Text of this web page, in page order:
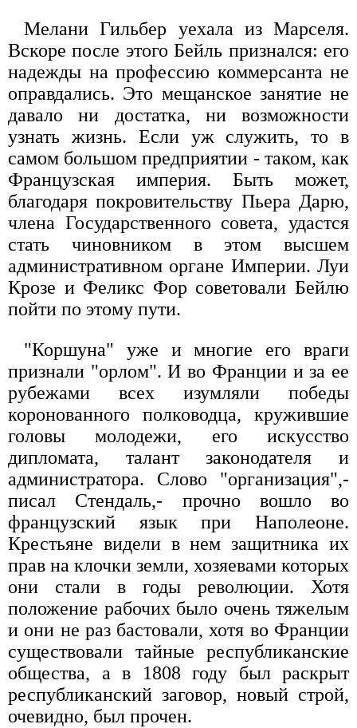
Мелани Гильбер уехала из Марселя.
Вскоре после этого Бейль признался: его
надежды на профессию коммерсанта не
оправдались. Это мещанское занятие не
давало ни достатка, ни возможности
узнать жизнь. Если уж служить, то в
самом большом предприятии - таком, как
Французская империя. Быть может,
благодаря покровительству Пьера Дарю,
члена Государственного совета, удастся
стать чиновником в этом высшем
административном органе Империи. Луи
Крозе и Феликс Фор советовали Бейлю
пойти по этому пути.
"Коршуна" уже и многие его враги
признали "орлом". И во Франции и за ее
рубежами всех изумляли победы
коронованного полководца, кружившие
головы молодежи, его искусство
дипломата, талант законодателя и
администратора. Слово "организация",-
писал Стендаль,- прочно вошло во
французский язык при Наполеоне.
Крестьяне видели в нем защитника их
прав на клочки земли, хозяевами которых
они стали в годы революции. Хотя
положение рабочих было очень тяжелым
и они не раз бастовали, хотя во Франции
существовали тайные республиканские
общества, а в 1808 году был раскрыт
республиканский заговор, новый строй,
очевидно, был прочен.